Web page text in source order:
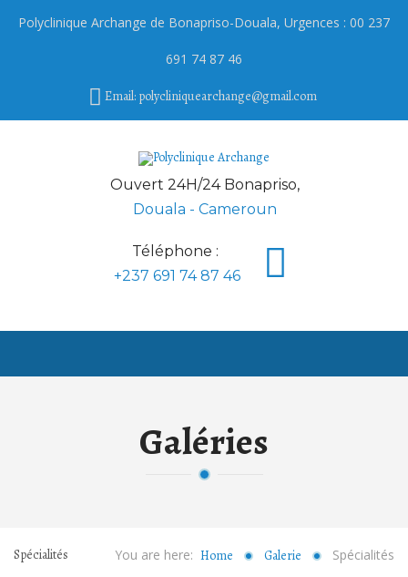
Polyclinique Archange de Bonapriso-Douala, Urgences : 00 237
691 74 87 46
Email: polycliniquearchange@gmail.com
Ouvert 24H/24 Bonapriso,
Douala - Cameroun
Téléphone :
+237 691 74 87 46
Galéries
Spécialités You are here: Home Galerie Spécialités